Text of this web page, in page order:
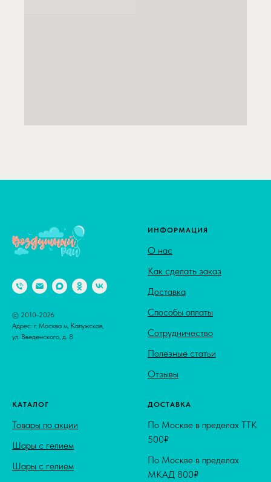
© 2010-2026
Адрес: г. Москва м. Калужская,
ул. Введенского, д. 8
ИНФОРМАЦИЯ
О нас
Как сделать заказ
Доставка
Способы оплаты
Сотрудничество
Полезные статьи
Отзывы
КАТАЛОГ
Товары по акции
Шары с гелием
Шары с гелием
ДОСТАВКА
По Москве в пределах ТТК
500₽
По Москве в пределах
МКАД 800₽